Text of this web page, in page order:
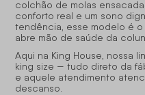
colchão de molas
conforto real e um sono
tendência, esse modelo é
abre mão de saúde da
Aqui na King House, nossa
king size — tudo direto da
e aquele atendimento
descanso.